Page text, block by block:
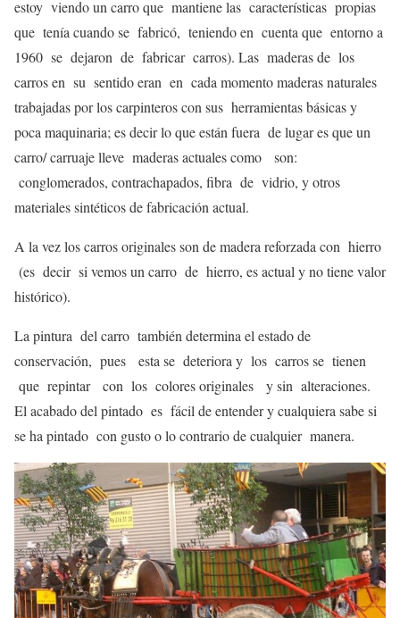
estoy viendo un carro que mantiene las características propias
que tenía cuando se fabricó, teniendo en cuenta que entorno a
1960 se dejaron de fabricar carros). Las maderas de los
carros en su sentido eran en cada momento maderas naturales
trabajadas por los carpinteros con sus herramientas básicas y
poca maquinaria; es decir lo que están fuera de lugar es que un
carro/ carruaje lleve maderas actuales como son:
conglomerados, contrachapados, fibra de vidrio, y otros
materiales sintéticos de fabricación actual.
A la vez los carros originales son de madera reforzada con hierro
(es decir si vemos un carro de hierro, es actual y no tiene valor
histórico).
La pintura del carro también determina el estado de
conservación, pues esta se deteriora y los carros se tienen
que repintar con los colores originales y sin alteraciones.
El acabado del pintado es fácil de entender y cualquiera sabe si
se ha pintado con gusto o lo contrario de cualquier manera.